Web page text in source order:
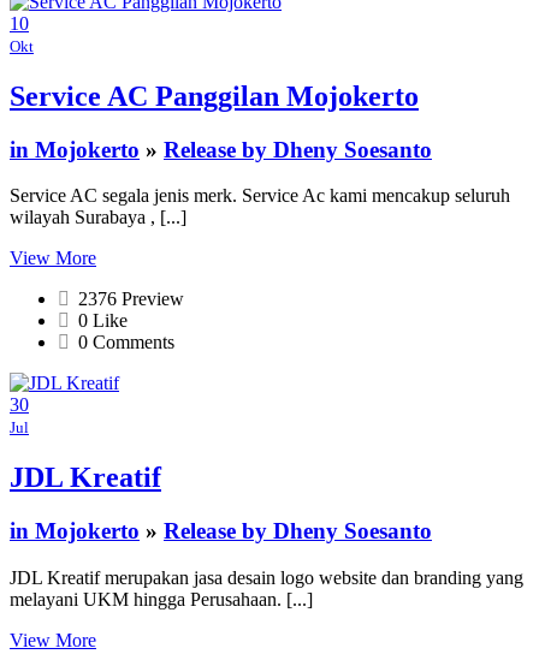
10
Okt
Service AC Panggilan Mojokerto
in Mojokerto » Release by Dheny Soesanto
Service AC segala jenis merk. Service Ac kami mencakup seluruh
wilayah Surabaya , [...]
View More
2376 Preview
0 Like
0 Comments
30
Jul
JDL Kreatif
in Mojokerto » Release by Dheny Soesanto
JDL Kreatif merupakan jasa desain logo website dan branding yang
melayani UKM hingga Perusahaan. [...]
View More